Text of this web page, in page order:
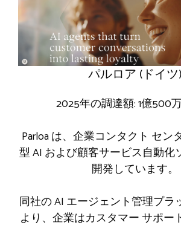
パルロア (ドイツ)
2025年の調達額: 1億500
Parloa は、企業コンタクト セン
型 AI および顧客サービス自動化
開発しています。
同社の AI エージェント管理プラ
より、企業はカスタマー サポー